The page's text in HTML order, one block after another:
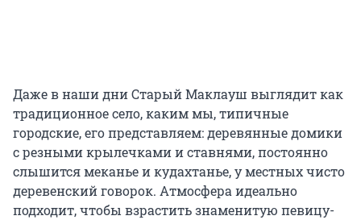
Даже в наши дни Старый Маклауш выглядит как
традиционное село, каким мы, типичные
городские, его представляем: деревянные домики
с резными крылечками и ставнями, постоянно
слышится меканье и кудахтанье, у местных чисто
деревенский говорок. Атмосфера идеально
подходит, чтобы взрастить знаменитую певицу-